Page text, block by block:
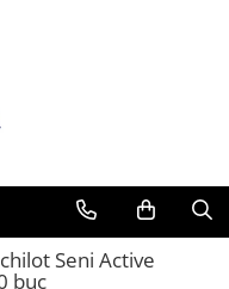
Seni Active
buc